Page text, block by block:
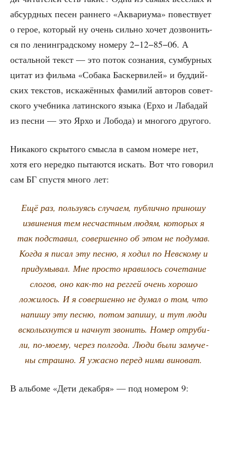
абсурд­ных песен ран­не­го «Аква­ри­ума» повест­ву­ет
о герое, кото­рый ну очень силь­но хочет дозво­нить­
ся по ленин­град­ско­му номе­ру 2−12−85−06. А
осталь­ной текст — это поток созна­ния, сум­бур­ных
цитат из филь­ма «Соба­ка Бас­кер­ви­лей» и буд­дий­
ских тек­стов, иска­жён­ных фами­лий авто­ров совет­
ско­го учеб­ни­ка латин­ско­го язы­ка (Ерхо и Лаба­дай
из пес­ни — это Ярхо и Лобо­да) и мно­го­го другого.
Ника­ко­го скры­то­го смыс­ла в самом номе­ре нет,
хотя его неред­ко пыта­ют­ся искать. Вот что гово­рил
сам БГ спу­стя мно­го лет:
Ещё раз, поль­зу­ясь слу­ча­ем, пуб­лич­но при­но­шу
изви­не­ния тем несчаст­ным людям, кото­рых я
так под­ста­вил, совер­шен­но об этом не поду­мав.
Когда я писал эту пес­ню, я ходил по Нев­ско­му и
при­ду­мы­вал. Мне про­сто нра­ви­лось соче­та­ние
сло­гов, оно как-то на рег­гей очень хоро­шо
ложи­лось. И я совер­шен­но не думал о том, что
напи­шу эту пес­ню, потом запи­шу, и тут люди
вско­лых­нут­ся и нач­нут зво­нить. Номер отру­би­
ли, по-мое­му, через пол­го­да. Люди были заму­че­
ны страш­но. Я ужас­но перед ними виноват.
В аль­бо­ме «Дети декаб­ря» — под номе­ром 9: